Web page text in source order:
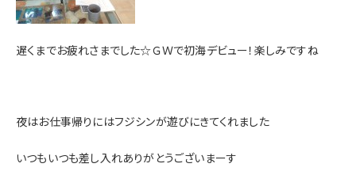
遅くまでお疲れさまでした☆ＧＷで初海デビュー！楽しみですね
夜はお仕事帰りにはフジシンが遊びにきてくれました
いつもいつも差し入れありがとうございまーす